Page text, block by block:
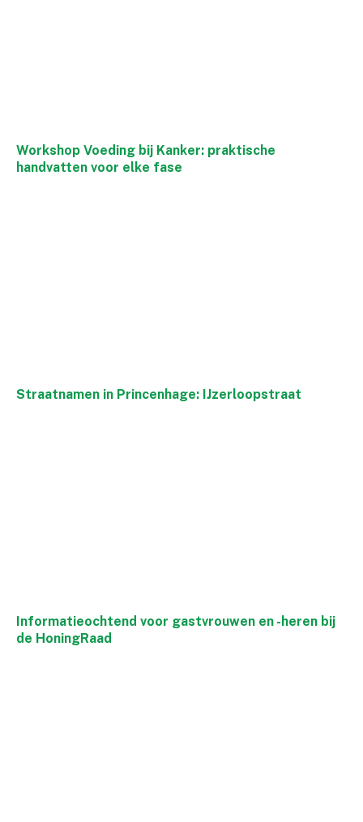
Workshop Voeding bij Kanker: praktische
handvatten voor elke fase
Straatnamen in Princenhage: IJzerloopstraat
Informatieochtend voor gastvrouwen en -heren bij
de HoningRaad